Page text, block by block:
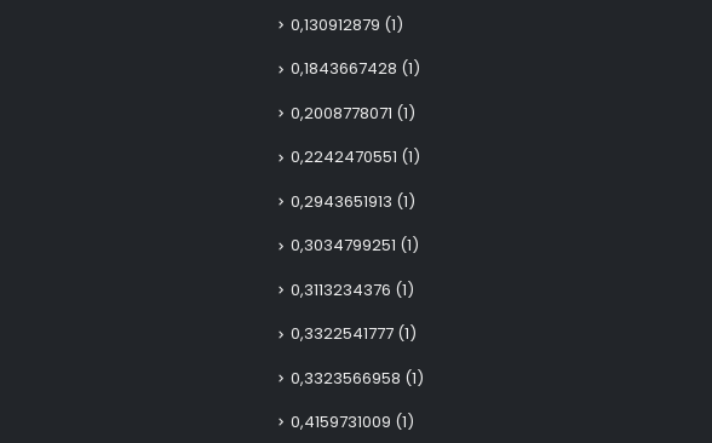
0,130912879 (1)
0,1843667428 (1)
0,2008778071 (1)
0,2242470551 (1)
0,2943651913 (1)
0,3034799251 (1)
0,3113234376 (1)
0,3322541777 (1)
0,3323566958 (1)
0,4159731009 (1)